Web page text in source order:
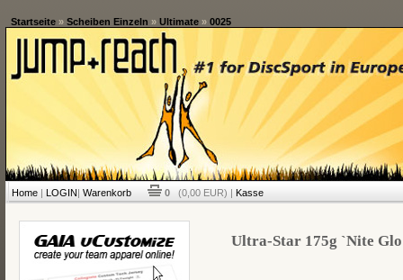
Startseite» Scheiben Einzeln » Ultimate» 0025
Home| LOGIN| Warenkorb 0 (0,00 EUR) | Kasse
Ultra-Star 175g `Nite